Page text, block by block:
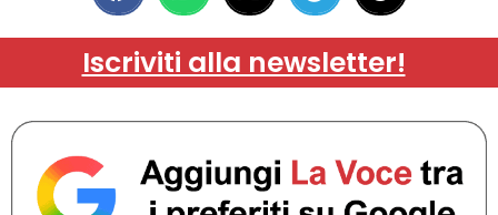
Iscriviti alla newsletter!